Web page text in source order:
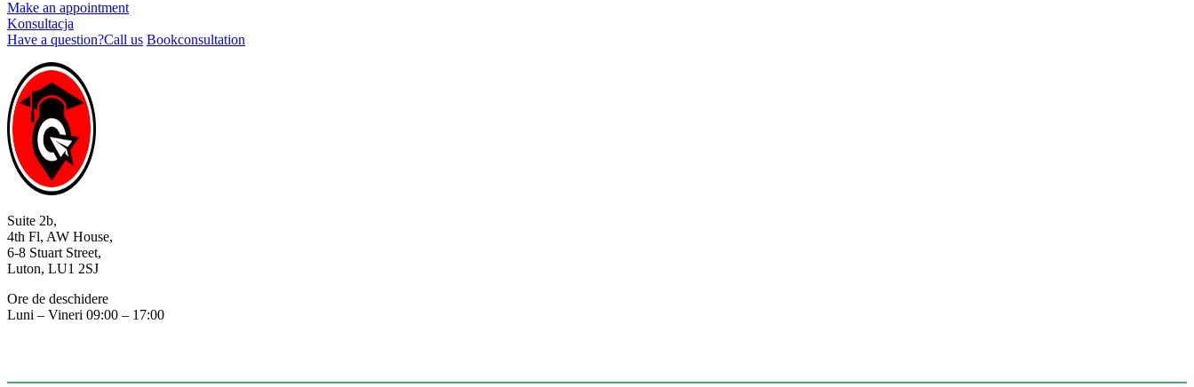
Make an appointment
Konsultacja
Have a question?Call us Bookconsultation
Suite 2b,
4th Fl, AW House,
6-8 Stuart Street,
Luton, LU1 2SJ
Ore de deschidere
Luni – Vineri 09:00 – 17:00